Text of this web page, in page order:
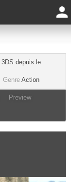
3DS depuis le
Genre Action
Preview